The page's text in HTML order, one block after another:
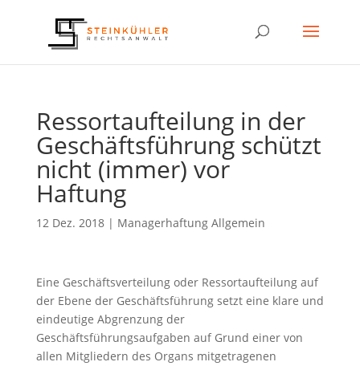
Ressortaufteilung in der
Geschäftsführung schützt
nicht (immer) vor
Haftung
12 Dez. 2018| Managerhaftung Allgemein
Eine Geschäftsverteilung oder Ressortaufteilung auf
der Ebene der Geschäftsführung setzt eine klare und
eindeutige Abgrenzung der
Geschäftsführungsaufgaben auf Grund einer von
allen Mitgliedern des Organs mitgetragenen